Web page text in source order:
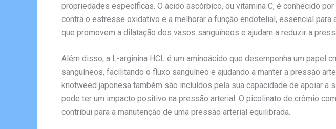
propriedades específicas. O ácido ascórbico, ou vitamina C, é conhecido
contra o estresse oxidativo e a melhorar a função endotelial, essencial
que promovem a dilatação dos vasos sanguíneos e ajudam a reduzir a
Além disso, a L-arginina HCL é um aminoácido que desempenha um papel
sanguíneos, facilitando o fluxo sanguíneo e ajudando a manter a pressão
knotweed japonesa também são incluídos pela sua capacidade de apoiar a
pode ter um impacto positivo na pressão arterial. O picolinato de crômio
contribui para a manutenção de uma pressão arterial equilibrada.